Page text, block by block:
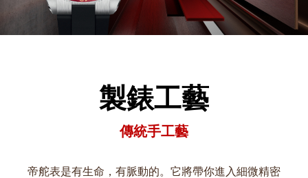
製錶工藝
傳統手工藝
帝舵表是有生命，有脈動的。它將帶你進入細微精密